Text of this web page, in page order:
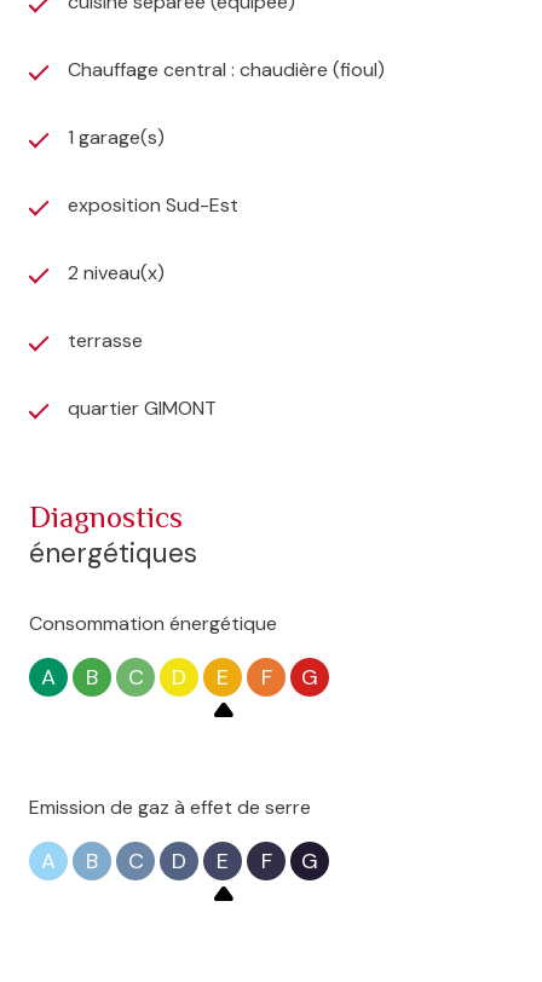
Chauffage central : chaudière (fioul)
1 garage(s)
exposition Sud-Est
2 niveau(x)
terrasse
quartier GIMONT
diagnostics
énergétiques
Consommation énergétique
A B C D E F G
Emission de gaz à effet de serre
A B C D E F G